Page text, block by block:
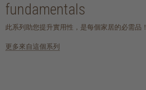
fundamentals
此系列助您提升實用性，是每個家居的必需品！
更多來自這個系列